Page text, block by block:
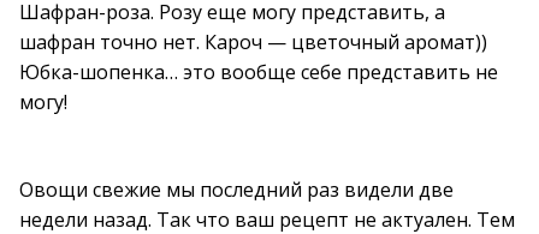
Шафран-роза. Розу еще могу представить, а
шафран точно нет. Кароч — цветочный аромат))
Юбка-шопенка… это вообще себе представить не
могу!
Овощи свежие мы последний раз видели две
недели назад. Так что ваш рецепт не актуален. Тем